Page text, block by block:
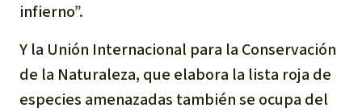
infierno”.
Y la Unión Internacional para la Conservación
de la Naturaleza, que elabora la lista roja de
especies amenazadas también se ocupa del